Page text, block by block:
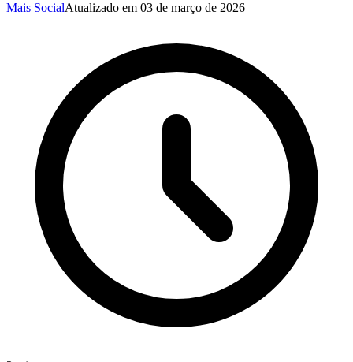
Mais SocialAtualizado em 03 de março de 2026